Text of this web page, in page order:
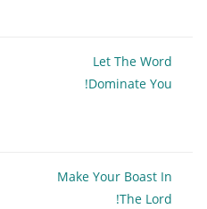
Let The Word
Dominate You!
Make Your Boast In
The Lord!